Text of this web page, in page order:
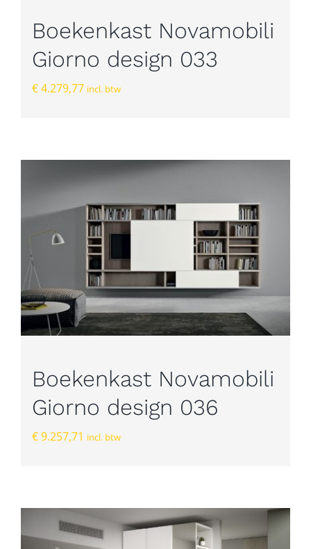
Boekenkast Novamobili
Giorno design 033
€4.279,77 incl. btw
Boekenkast Novamobili
Giorno design 036
€9.257,71 incl. btw